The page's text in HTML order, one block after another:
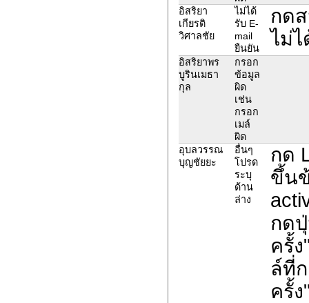
อิสริยา
เกียรติ
วิศาลชัย
ไม่ได้
รับ E-
mail
ยืนยัน
กด
ไม่
อิสริยาพร
บูรินเมธา
กุล
กรอก
ข้อมูล
ผิด
เช่น
กรอก
เมล์
ผิด
อุบลวรรณ
บุญชัยยะ
อื่นๆ
โปรด
ระบุ
ด้าน
ล่าง
กด
ขึ้น
กด
ครั้
ล์ที่
ครั้ง